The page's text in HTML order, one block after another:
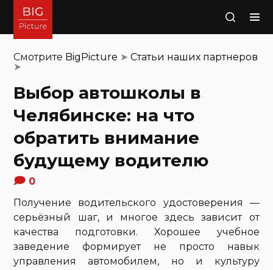
Поиск
Смотрите BigPicture ➤Статьи наших партнеров
➤
Выбор автошколы в
Челябинске: на что
обратить внимание
будущему водителю
0
Получение водительского удостоверения —
серьёзный шаг, и многое здесь зависит от
качества подготовки. Хорошее учебное
заведение формирует не просто навык
управления автомобилем, но и культуру